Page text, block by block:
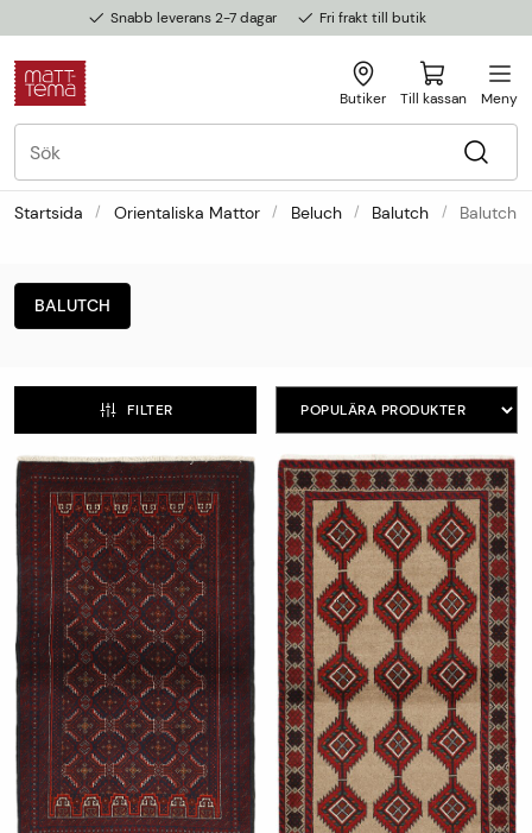
Snabb leverans 2-7 dagar Fri frakt till butik
Butiker Till kassan Meny
Startsida Orientaliska Mattor Beluch Balutch Balutch
BALUTCH
FILTER